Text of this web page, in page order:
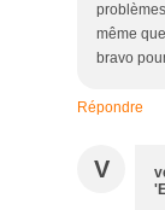
même
bravo
Répondre
V